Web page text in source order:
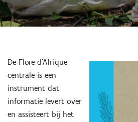
De Flore d'Afrique
centrale is een
instrument dat
informatie levert over
en assisteert bij het